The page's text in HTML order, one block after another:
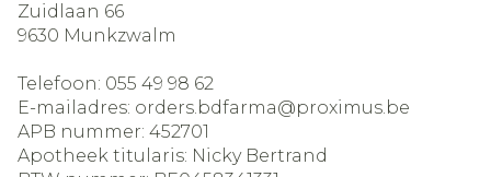
Zuidlaan 66
9630 Munkzwalm
Telefoon: 055 49 98 62
E-mailadres: orders.bdfarma@proximus.be
APB nummer: 452701
Apotheek titularis: Nicky Bertrand